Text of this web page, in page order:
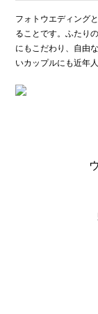
フォトウエディング
ることです。ふたり
にもこだわり、自由
いカップルにも近年人